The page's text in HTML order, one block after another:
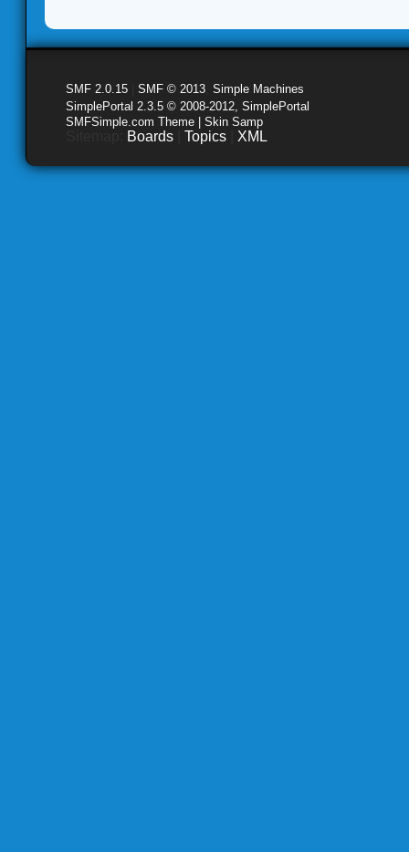
SMF 2.0.15 SMF © 2013 Simple Machines
SimplePortal 2.3.5 © 2008-2012, SimplePortal
SMFSimple.com Theme | Skin Samp
Boards Topics XML